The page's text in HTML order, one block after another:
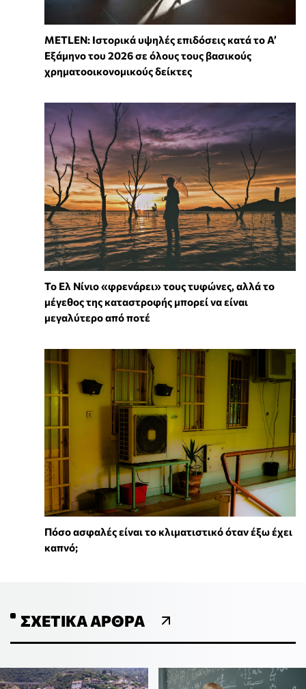
METLEN: Ιστορικά υψηλές επιδόσεις κατά το Α’
Εξάμηνο του 2026 σε όλους τους βασικούς
χρηματοοικονομικούς δείκτες
Το Ελ Νίνιο «φρενάρει» τους τυφώνες, αλλά το
μέγεθος της καταστροφής μπορεί να είναι
μεγαλύτερο από ποτέ
Πόσο ασφαλές είναι το κλιματιστικό όταν έξω έχει
καπνό;
ΣΧΕΤΙΚΆ ΆΡΘΡΑ